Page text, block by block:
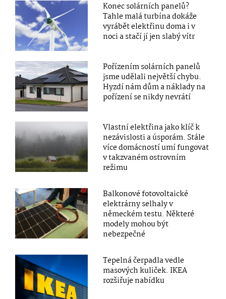
Konec solárních panelů?
Tahle malá turbína dokáže
vyrábět elektřinu doma i v
noci a stačí jí jen slabý vítr
Pořízením solárních panelů
jsme udělali největší chybu.
Hyzdí nám dům a náklady na
pořízení se nikdy nevrátí
Vlastní elektřina jako klíč k
nezávislosti a úsporám. Stále
více domácností umí fungovat
v takzvaném ostrovním
režimu
Balkonové fotovoltaické
elektrárny selhaly v
německém testu. Některé
modely mohou být
nebezpečné
Tepelná čerpadla vedle
masových kuliček. IKEA
rozšiřuje nabídku